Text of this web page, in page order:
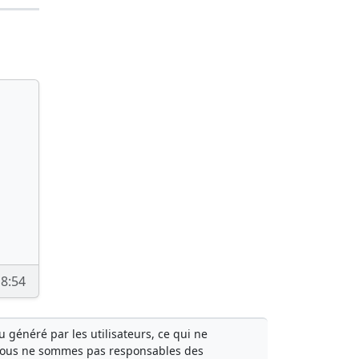
généré par les utilisateurs, ce qui ne
ne sommes pas responsables des